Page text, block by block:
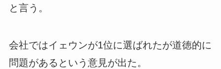
と言う。
会社ではイェウンが1位に選ばれたが道徳的に
問題があるという意見が出た。